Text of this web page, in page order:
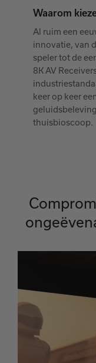
Waarom
Al ruim een
innovatie, van
speler tot de
8K AV
keer op keer
thuisbioscoop.